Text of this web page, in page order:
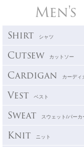
Men's
Shirt シャツ
Cutsew カットソー
Cardigan カーディ
Vest ベスト
Sweat スウェット/パーカ
Knit ニット